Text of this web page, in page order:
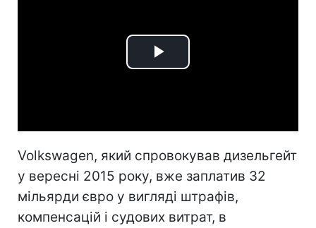
Play
Volkswagen, який спровокував дизельгейт
у вересні 2015 року, вже заплатив 32
мільярди євро у вигляді штрафів,
компенсацій і судових витрат, в